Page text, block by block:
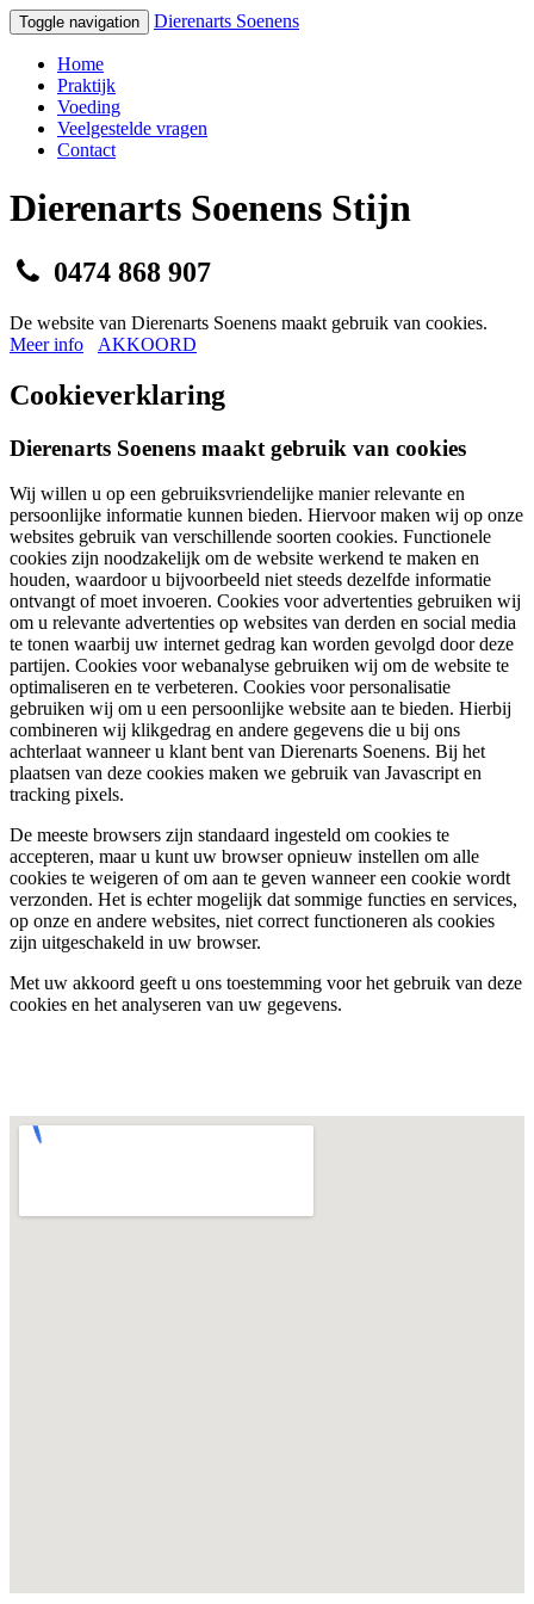
Toggle navigation Dierenarts Soenens
Home
Praktijk
Voeding
Veelgestelde vragen
Contact
Dierenarts Soenens Stijn
0474 868 907
De website van Dierenarts Soenens maakt gebruik van cookies.
Meer info
AKKOORD
Cookieverklaring
Dierenarts Soenens maakt gebruik van cookies
Wij willen u op een gebruiksvriendelijke manier relevante en
persoonlijke informatie kunnen bieden. Hiervoor maken wij op onze
websites gebruik van verschillende soorten cookies. Functionele
cookies zijn noodzakelijk om de website werkend te maken en
houden, waardoor u bijvoorbeeld niet steeds dezelfde informatie
ontvangt of moet invoeren. Cookies voor advertenties gebruiken wij
om u relevante advertenties op websites van derden en social media
te tonen waarbij uw internet gedrag kan worden gevolgd door deze
partijen. Cookies voor webanalyse gebruiken wij om de website te
optimaliseren en te verbeteren. Cookies voor personalisatie
gebruiken wij om u een persoonlijke website aan te bieden. Hierbij
combineren wij klikgedrag en andere gegevens die u bij ons
achterlaat wanneer u klant bent van Dierenarts Soenens. Bij het
plaatsen van deze cookies maken we gebruik van Javascript en
tracking pixels.
De meeste browsers zijn standaard ingesteld om cookies te
accepteren, maar u kunt uw browser opnieuw instellen om alle
cookies te weigeren of om aan te geven wanneer een cookie wordt
verzonden. Het is echter mogelijk dat sommige functies en services,
op onze en andere websites, niet correct functioneren als cookies
zijn uitgeschakeld in uw browser.
Met uw akkoord geeft u ons toestemming voor het gebruik van deze
cookies en het analyseren van uw gegevens.